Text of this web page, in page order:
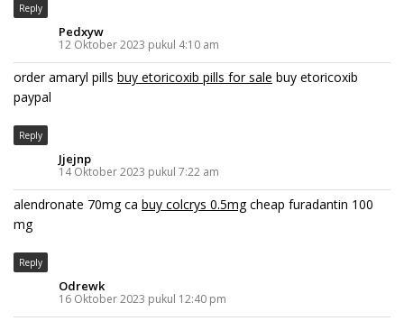
Reply
Pedxyw
12 Oktober 2023 pukul 4:10 am
order amaryl pills buy etoricoxib pills for sale buy etoricoxib
paypal
Reply
Jjejnp
14 Oktober 2023 pukul 7:22 am
alendronate 70mg ca buy colcrys 0.5mgcheap furadantin 100
mg
Reply
Odrewk
16 Oktober 2023 pukul 12:40 pm